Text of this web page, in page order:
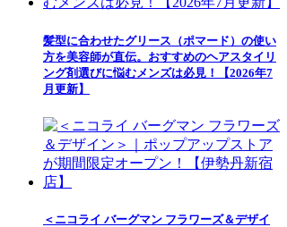
髪型に合わせたグリース（ポマード）の使い
方を美容師が直伝。おすすめのヘアスタイリ
ング剤選びに悩むメンズは必見！【2026年7
月更新】
＜ニコライ バーグマン フラワーズ＆デザイ